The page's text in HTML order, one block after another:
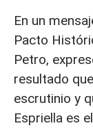
En un
Pacto
Petro,
resultado
escrutinio y
Espriella es